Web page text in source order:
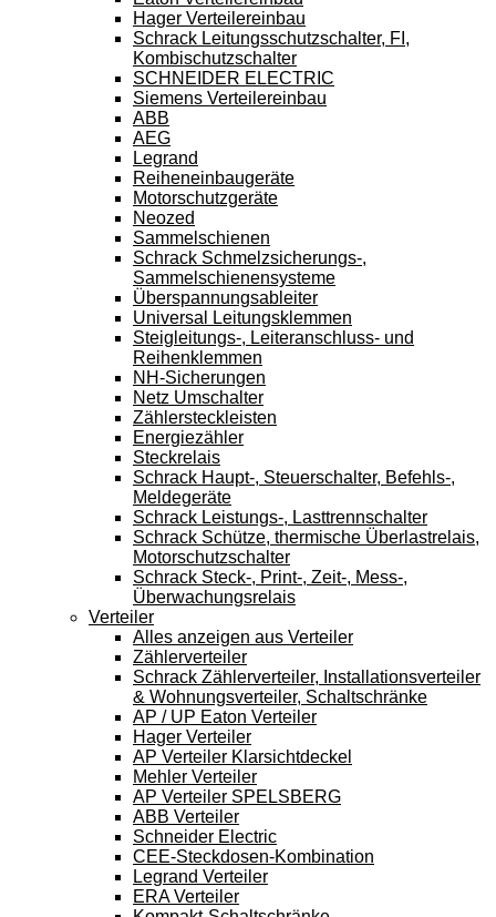
Hager Verteilereinbau
Schrack Leitungsschutzschalter, FI,
Kombischutzschalter
SCHNEIDER ELECTRIC
Siemens Verteilereinbau
ABB
AEG
Legrand
Reiheneinbaugeräte
Motorschutzgeräte
Neozed
Sammelschienen
Schrack Schmelzsicherungs-,
Sammelschienensysteme
Überspannungsableiter
Universal Leitungsklemmen
Steigleitungs-, Leiteranschluss- und
Reihenklemmen
NH-Sicherungen
Netz Umschalter
Zählersteckleisten
Energiezähler
Steckrelais
Schrack Haupt-, Steuerschalter, Befehls-,
Meldegeräte
Schrack Leistungs-, Lasttrennschalter
Schrack Schütze, thermische Überlastrelais,
Motorschutzschalter
Schrack Steck-, Print-, Zeit-, Mess-,
Überwachungsrelais
Verteiler
Alles anzeigen aus Verteiler
Zählerverteiler
Schrack Zählerverteiler, Installationsverteiler
& Wohnungsverteiler, Schaltschränke
AP / UP Eaton Verteiler
Hager Verteiler
AP Verteiler Klarsichtdeckel
Mehler Verteiler
AP Verteiler SPELSBERG
ABB Verteiler
Schneider Electric
CEE-Steckdosen-Kombination
Legrand Verteiler
ERA Verteiler